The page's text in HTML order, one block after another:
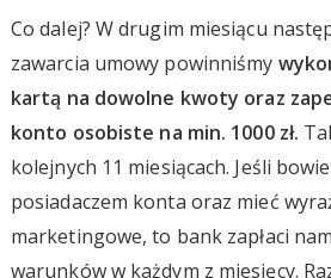
Co dalej? W drugim miesiącu
zawarcia umowy powinniśmy
kartą na dowolne kwoty oraz
konto osobiste na min. 1000 zł.
kolejnych 11 miesiącach. Jeśli
posiadaczem konta oraz mieć
marketingowe, to bank zapłaci
warunków w każdym z miesięcy.